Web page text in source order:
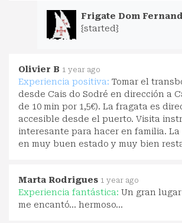
Frigate Dom
{started}
Olivier B 1 year ago
Experiencia positiva: Tomar el
desde Cais do Sodré en dirección a
de 10 min por 1,5€). La fragata es
accesible desde el puerto. Visita
interesante para hacer en familia. La
en muy buen estado y muy bien
Marta Rodrigues 1 year ago
Experiencia fantástica: Un gran
me encantó... hermoso...